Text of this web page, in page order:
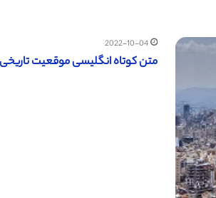
2022-10-04
متن کوتاه انگلیسی موقعیت تاریخی